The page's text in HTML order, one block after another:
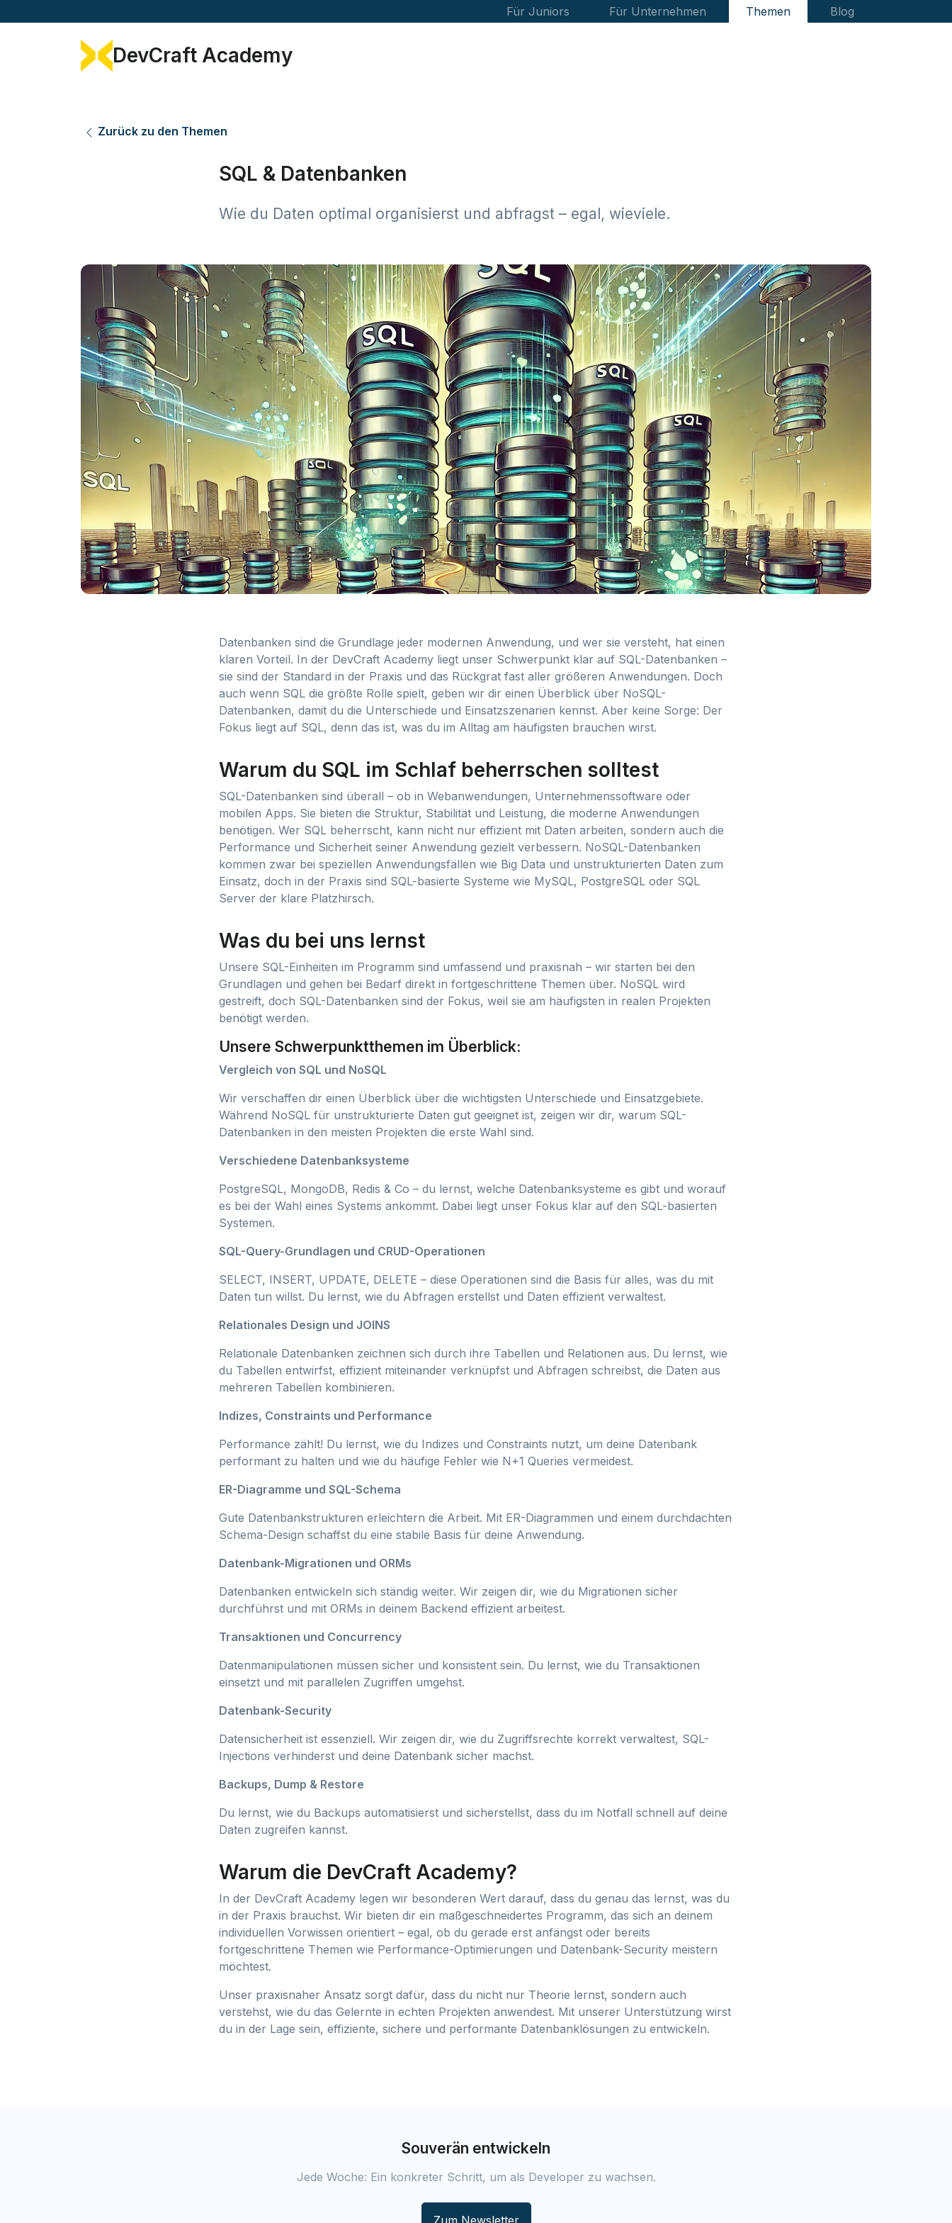
Für Juniors Für Unternehmen Themen Blog
DevCraft Academy
Zurück zu den Themen
SQL & Datenbanken
Wie du Daten optimal organisierst und abfragst – egal, wieviele.
Datenbanken sind die Grundlage jeder modernen Anwendung, und wer sie versteht, hat einen
klaren Vorteil. In der DevCraft Academy liegt unser Schwerpunkt klar auf SQL-Datenbanken –
sie sind der Standard in der Praxis und das Rückgrat fast aller größeren Anwendungen. Doch
auch wenn SQL die größte Rolle spielt, geben wir dir einen Überblick über NoSQL-
Datenbanken, damit du die Unterschiede und Einsatzszenarien kennst. Aber keine Sorge: Der
Fokus liegt auf SQL, denn das ist, was du im Alltag am häufigsten brauchen wirst.
Warum du SQL im Schlaf beherrschen solltest
SQL-Datenbanken sind überall – ob in Webanwendungen, Unternehmenssoftware oder
mobilen Apps. Sie bieten die Struktur, Stabilität und Leistung, die moderne Anwendungen
benötigen. Wer SQL beherrscht, kann nicht nur effizient mit Daten arbeiten, sondern auch die
Performance und Sicherheit seiner Anwendung gezielt verbessern. NoSQL-Datenbanken
kommen zwar bei speziellen Anwendungsfällen wie Big Data und unstrukturierten Daten zum
Einsatz, doch in der Praxis sind SQL-basierte Systeme wie MySQL, PostgreSQL oder SQL
Server der klare Platzhirsch.
Was du bei uns lernst
Unsere SQL-Einheiten im Programm sind umfassend und praxisnah – wir starten bei den
Grundlagen und gehen bei Bedarf direkt in fortgeschrittene Themen über. NoSQL wird
gestreift, doch SQL-Datenbanken sind der Fokus, weil sie am häufigsten in realen Projekten
benötigt werden.
Unsere Schwerpunktthemen im Überblick:
Vergleich von SQL und NoSQL
Wir verschaffen dir einen Überblick über die wichtigsten Unterschiede und Einsatzgebiete.
Während NoSQL für unstrukturierte Daten gut geeignet ist, zeigen wir dir, warum SQL-
Datenbanken in den meisten Projekten die erste Wahl sind.
Verschiedene Datenbanksysteme
PostgreSQL, MongoDB, Redis & Co – du lernst, welche Datenbanksysteme es gibt und worauf
es bei der Wahl eines Systems ankommt. Dabei liegt unser Fokus klar auf den SQL-basierten
Systemen.
SQL-Query-Grundlagen und CRUD-Operationen
SELECT, INSERT, UPDATE, DELETE – diese Operationen sind die Basis für alles, was du mit
Daten tun willst. Du lernst, wie du Abfragen erstellst und Daten effizient verwaltest.
Relationales Design und JOINS
Relationale Datenbanken zeichnen sich durch ihre Tabellen und Relationen aus. Du lernst, wie
du Tabellen entwirfst, effizient miteinander verknüpfst und Abfragen schreibst, die Daten aus
mehreren Tabellen kombinieren.
Indizes, Constraints und Performance
Performance zählt! Du lernst, wie du Indizes und Constraints nutzt, um deine Datenbank
performant zu halten und wie du häufige Fehler wie N+1 Queries vermeidest.
ER-Diagramme und SQL-Schema
Gute Datenbankstrukturen erleichtern die Arbeit. Mit ER-Diagrammen und einem durchdachten
Schema-Design schaffst du eine stabile Basis für deine Anwendung.
Datenbank-Migrationen und ORMs
Datenbanken entwickeln sich ständig weiter. Wir zeigen dir, wie du Migrationen sicher
durchführst und mit ORMs in deinem Backend effizient arbeitest.
Transaktionen und Concurrency
Datenmanipulationen müssen sicher und konsistent sein. Du lernst, wie du Transaktionen
einsetzt und mit parallelen Zugriffen umgehst.
Datenbank-Security
Datensicherheit ist essenziell. Wir zeigen dir, wie du Zugriffsrechte korrekt verwaltest, SQL-
Injections verhinderst und deine Datenbank sicher machst.
Backups, Dump & Restore
Du lernst, wie du Backups automatisierst und sicherstellst, dass du im Notfall schnell auf deine
Daten zugreifen kannst.
Warum die DevCraft Academy?
In der DevCraft Academy legen wir besonderen Wert darauf, dass du genau das lernst, was du
in der Praxis brauchst. Wir bieten dir ein maßgeschneidertes Programm, das sich an deinem
individuellen Vorwissen orientiert – egal, ob du gerade erst anfängst oder bereits
fortgeschrittene Themen wie Performance-Optimierungen und Datenbank-Security meistern
möchtest.
Unser praxisnaher Ansatz sorgt dafür, dass du nicht nur Theorie lernst, sondern auch
verstehst, wie du das Gelernte in echten Projekten anwendest. Mit unserer Unterstützung wirst
du in der Lage sein, effiziente, sichere und performante Datenbanklösungen zu entwickeln.
Souverän entwickeln
Jede Woche: Ein konkreter Schritt, um als Developer zu wachsen.